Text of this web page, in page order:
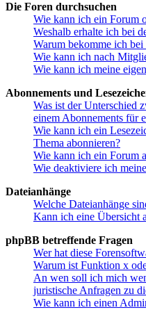
Die Foren durchsuchen
Wie kann ich ein Forum
Weshalb erhalte ich bei
Warum bekomme ich bei
Wie kann ich nach
Wie kann ich meine
Abonnements und
Was ist der Unterschied
einem Abonnements für
Wie kann ich ein
Thema abonnieren?
Wie kann ich ein Forum
Wie deaktiviere ich
Dateianhänge
Welche Dateianhänge
Kann ich eine Übersicht
phpBB betreffende Fragen
Wer hat diese
Warum ist Funktion x
An wen soll ich mich
juristische Anfragen zu
Wie kann ich einen